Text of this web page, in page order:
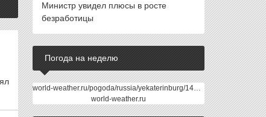
Министр увидел плюсы в росте
безработицы
Погода на неделю
world-weather.ru/pogoda/russia/yekaterinburg/14days/
world-weather.ru